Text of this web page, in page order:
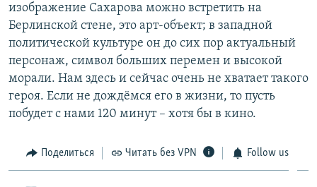
изображение Сахарова можно встретить на
Берлинской стене, это арт-объект; в западной
политической культуре он до сих пор актуальный
персонаж, символ больших перемен и высокой
морали. Нам здесь и сейчас очень не хватает такого
героя. Если не дождёмся его в жизни, то пусть
побудет с нами 120 минут – хотя бы в кино.
Поделиться Читать без VPN Follow us